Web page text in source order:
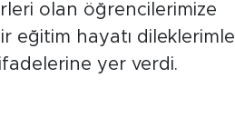
olan öğrencilerimize
eğitim hayatı
yer verdi.